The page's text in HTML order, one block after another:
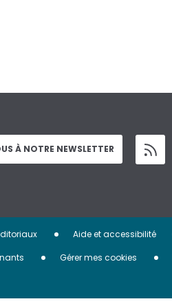
À NOTRE NEWSLETTER
Aide et accessibilité
Gérer mes cookies